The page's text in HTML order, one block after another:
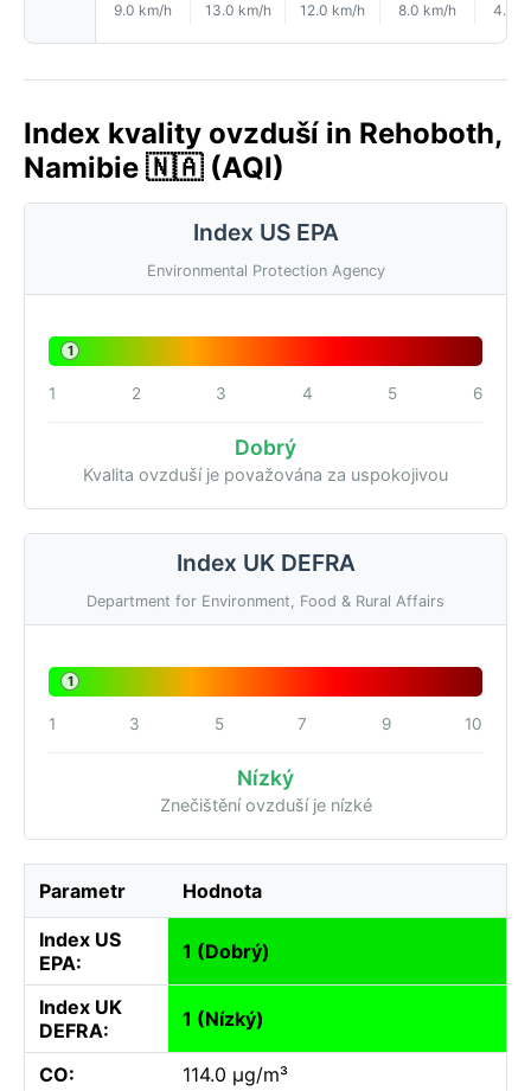
9.0 km/h 13.0 km/h 12.0 km/h 8.0 km/h 4.0
Index kvality ovzduší in Rehoboth,
Namibie 🇳🇦 (AQI)
Index US EPA
Environmental Protection Agency
1
1 2 3 4 5 6
Dobrý
Kvalita ovzduší je považována za uspokojivou
Index UK DEFRA
Department for Environment, Food & Rural Affairs
1
1 3 5 7 9 10
Nízký
Znečištění ovzduší je nízké
Parametr Hodnota
Index US
EPA:
1 (Dobrý)
Index UK
DEFRA:
1 (Nízký)
CO:
114.0 µg/m³